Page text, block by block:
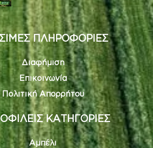
ΠΛΗΡΟΦΟΡΙΕΣ
Διαφήμιση
Επικοινωνία
Πολιτική Απορρήτου
ΚΑΤΗΓΟΡΙΕΣ
Αμπέλι